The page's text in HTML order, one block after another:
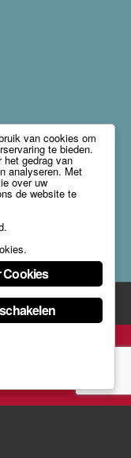
van cookies om
te bieden.
het gedrag van
analyseren. Met
over uw
de website te
.
.
Cookies